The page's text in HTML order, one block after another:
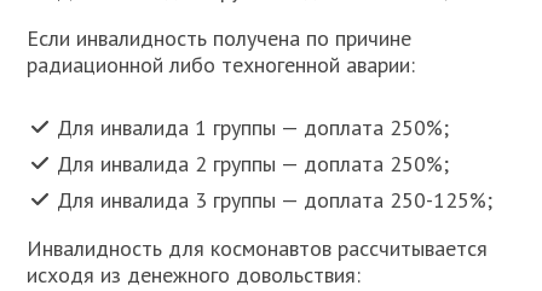
Если инвалидность получена по причине
радиационной либо техногенной аварии:
Для инвалида 1 группы — доплата 250%;
Для инвалида 2 группы — доплата 250%;
Для инвалида 3 группы — доплата 250-125%;
Инвалидность для космонавтов рассчитывается
исходя из денежного довольствия: